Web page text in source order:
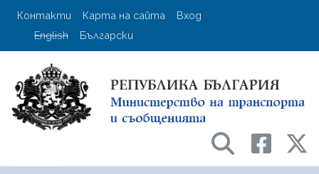
Премини
User account menu
Контакти Карта на сайта
Вход
English
Български